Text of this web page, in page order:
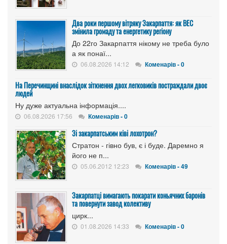
Два роки першому вітряку Закарпаття: як ВЕС
змінила громаду та енергетику регіону
До 22го Закарпаття нікому не треба було
а як понаї...
06.08.2026 14:12 Коменарів - 0
На Перечинщині внаслідок зіткнення двох легковиків постраждали двоє
людей
Ну дуже актуальна інформація....
06.08.2026 17:56 Коменарів - 0
Зі закарпатським ківі лохотрон?
Стратон - гівно був, є і буде. Даремно я
його не п...
05.06.2012 12:23 Коменарів - 49
Закарпатці вимагають покарати коньячних баронів
та повернути завод колективу
цирк...
01.08.2026 14:33 Коменарів - 0